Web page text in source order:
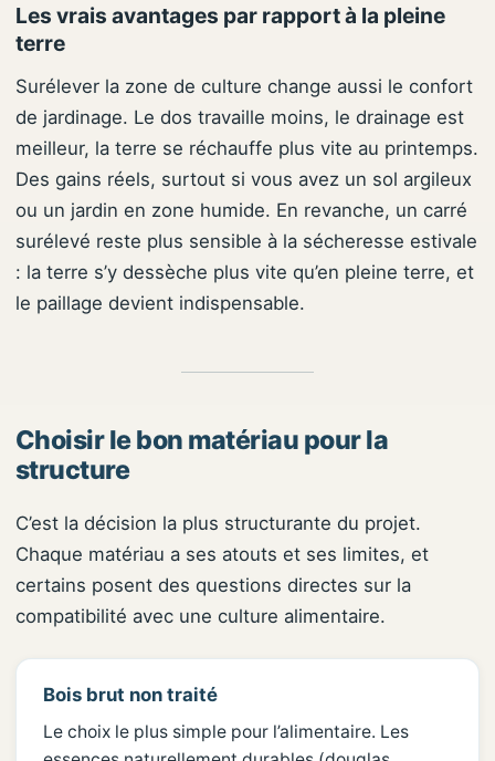
Les vrais avantages par rapport à la pleine
terre
Surélever la zone de culture change aussi le confort
de jardinage. Le dos travaille moins, le drainage est
meilleur, la terre se réchauffe plus vite au printemps.
Des gains réels, surtout si vous avez un sol argileux
ou un jardin en zone humide. En revanche, un carré
surélevé reste plus sensible à la sécheresse estivale
: la terre s’y dessèche plus vite qu’en pleine terre, et
le paillage devient indispensable.
Choisir le bon matériau pour la
structure
C’est la décision la plus structurante du projet.
Chaque matériau a ses atouts et ses limites, et
certains posent des questions directes sur la
compatibilité avec une culture alimentaire.
Bois brut non traité
Le choix le plus simple pour l’alimentaire. Les